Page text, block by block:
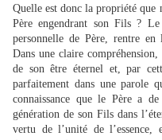
Quelle est donc la propriété que
Père engendrant son Fils ?
personnelle de Père, rentre
Dans une claire
de son être éternel et, par
parfaitement dans une parole
connaissance que le Père a
génération de son Fils dans
vertu de l’unité de